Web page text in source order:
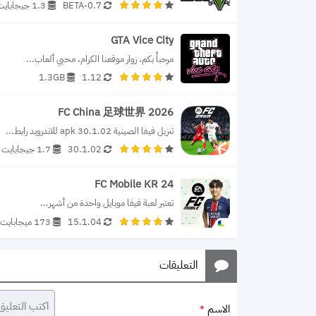
0.7-BETA 1.3 جيجابايت
GTA Vice City
مرحباً بكم، زوار موقعنا الكرام، محبي ألعاب...
1.12
1.3GB
FC China 足球世界 2026
تنزيل فيفا الصينية 30.1.02 apk للاندرويد رابط...
30.1.02
1.7 جيجابايت
FC Mobile KR 24
تعتبر لعبة فيفا موبايل واحدة من أشهر...
15.1.04
173 ميجابايت
التعليقات
الاسم *